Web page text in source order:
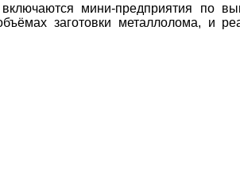
мини-предприятия по
заготовки металлолома, и